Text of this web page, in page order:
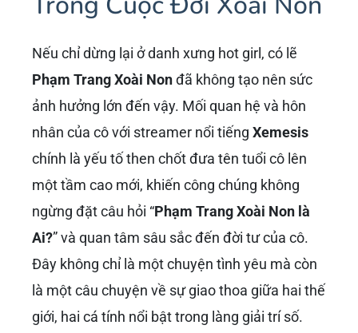
Nếu chỉ dừng lại ở danh xưng hot girl, có lẽ
Phạm Trang Xoài Nonđã không tạo nên sức
ảnh hưởng lớn đến vậy. Mối quan hệ và hôn
nhân của cô với streamer nổi tiếng Xemesis
chính là yếu tố then chốt đưa tên tuổi cô lên
một tầm cao mới, khiến công chúng không
ngừng đặt câu hỏi “Phạm Trang Xoài Non là
Ai?” và quan tâm sâu sắc đến đời tư của cô.
Đây không chỉ là một chuyện tình yêu mà còn
là một câu chuyện về sự giao thoa giữa hai thế
giới, hai cá tính nổi bật trong làng giải trí số.